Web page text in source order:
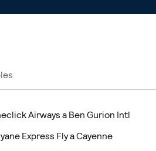
Airways a Ben Gurion Intl
Express Fly a Cayenne